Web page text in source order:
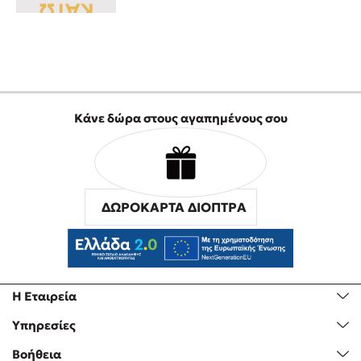
Προσεχείς εκδηλώσεις
Ο Στέφανος Ξενάκης στη Χίο
Ο Κώστας Κρομμύδας & η Μαρίνα Γιώτη στο 54o Φεστιβάλ
Βιβλίου στο Πεδίον του Άρεως
Η Εταιρεία
Υπηρεσίες
Βοήθεια
Κάνε δώρα στους αγαπημένους σου
ΔΩΡΟΚΑΡΤΑ ΔΙΟΠΤΡΑ